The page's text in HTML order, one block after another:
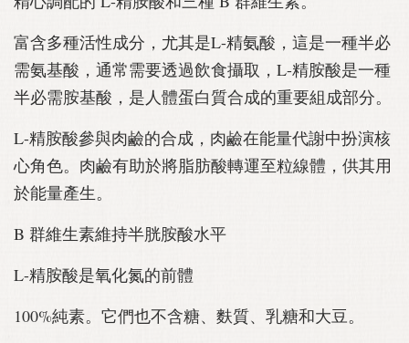
富含多種活性成分，尤其是L-精氨酸，這是一種半必
需氨基酸，通常需要透過飲食攝取，L-精胺酸是一種
半必需胺基酸，是人體蛋白質合成的重要組成部分。
L-精胺酸參與肉鹼的合成，肉鹼在能量代謝中扮演核
心角色。肉鹼有助於將脂肪酸轉運至粒線體，供其用
於能量產生。
B 群維生素維持半胱胺酸水平
L-精胺酸是氧化氮的前體
100%純素。它們也不含糖、麩質、乳糖和大豆。